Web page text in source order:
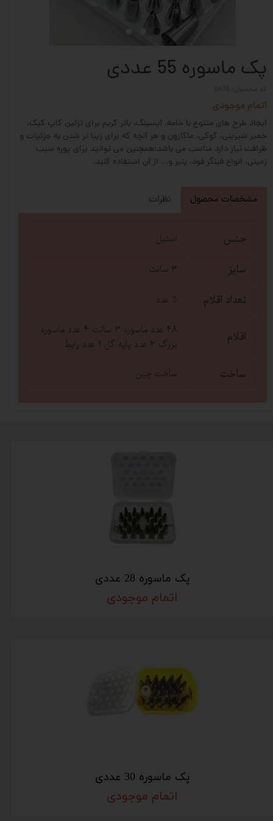
پک ماسوره 55 عددی
اتمام موجودی
ایجاد طرح های متنوع با خامه، آیسینگ، باتر کریم برای تزئین کاپ کیک،
خمیر شیرینی، کوکی، ماکارون و هر آنچه که برای زیبا تر شدن به جزئیات و
ظرافت نیاز دارد مناسب می باشد؛همچنین می توانید برای پوره سیب
زمینی، انواع فینگر فود، پنیر و... از آن استفاده کنید.
مشخصات محصول نظرات
جنس استیل
سایز 3 سانت
تعداد اقلام 5 عدد
اقلام
48 عدد ماسوره 3 سانت 4 عدد ماسوره
بزرگ 2 عدد پایه گل 1 عدد رابط
ساخت ساخت چین
پک ماسوره 28 عددی
اتمام موجودی
پک ماسوره 30 عددی
اتمام موجودی